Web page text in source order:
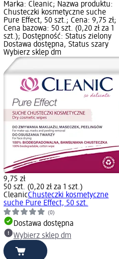
Marka: Cleanic; Nazwa produktu:
Chusteczki kosmetyczne suche
Pure Effect, 50 szt.; Cena: 9,75 zł;
Cena bazowa: 50 szt. (0,20 zł za 1
szt.); Dostępność: Status zielony
Dostawa dostępna, Status szary
Wybierz sklep dm
9,75 zł
50 szt. (0,20 zł za 1 szt.)
CleanicChusteczki kosmetyczne
suche Pure Effect, 50 szt.
(0)
Dostawa dostępna
Wybierz sklep dm